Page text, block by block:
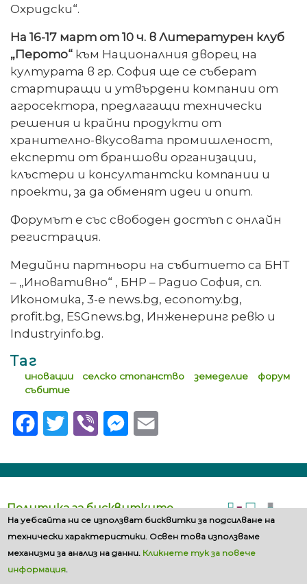
Охридски“.
На 16-17 март от 10 ч. в Литературен клуб
„Перото“ към Националния дворец на
културата в гр. София ще се съберат
стартиращи и утвърдени компании от
агросектора, предлагащи технически
решения и крайни продукти от
хранително-вкусовата промишленост,
експерти от браншови организации,
клъстери и консултантски компании и
проекти, за да обменят идеи и опит.
Форумът е със свободен достъп с онлайн
регистрация.
Медийни партньори на събитието са БНТ
– „Иновативно“ , БНР – Радио София, сп.
Икономика, 3-e news.bg, economy.bg,
profit.bg, ESGnews.bg, Инженеринг ревю и
Industryinfo.bg.
Таг
иновации селско стопанство земеделие
форум
събитие
FacebookTwitterViber Messenger
Политика за бисквитките
На уебсайта ни се използват бисквитки за подсилване на
технически характеристики. Освен това използваме
механизми за анализ на данни. Кликнете тук за повече
информация.